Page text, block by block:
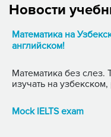
Новости
Математика на
английском!
Математика без
изучать на
Mock IELTS exam